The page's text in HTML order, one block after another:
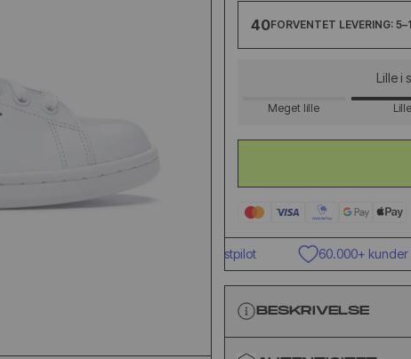
40FORVENTET LEVERING:
Lille i
Meget lille Lille
Fremragende Trustpilot 60.000+ kunder
BESKRIVELSE